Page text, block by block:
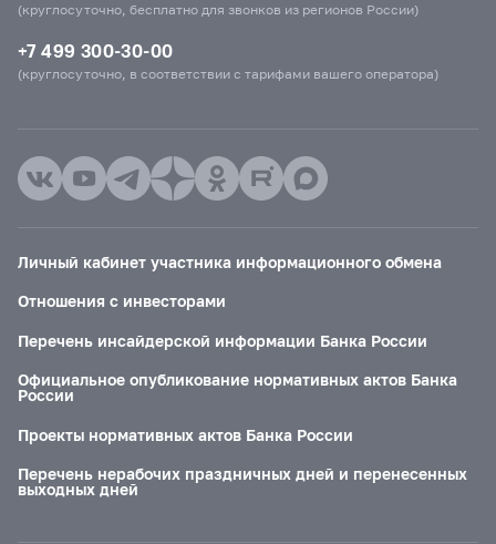
(круглосуточно, бесплатно для звонков из регионов России)
+7 499 300-30-00
(круглосуточно, в соответствии с тарифами вашего оператора)
Личный кабинет участника информационного обмена
Отношения с инвесторами
Перечень инсайдерской информации Банка России
Официальное опубликование нормативных актов Банка
России
Проекты нормативных актов Банка России
Перечень нерабочих праздничных дней и перенесенных
выходных дней